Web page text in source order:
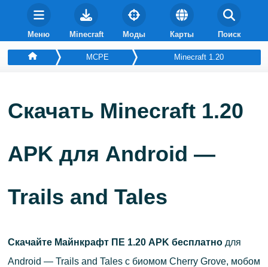
Меню Minecraft Моды Карты Поиск
MCPE Minecraft 1.20
Скачать Minecraft 1.20
APK для Android —
Trails and Tales
Скачайте Майнкрафт ПЕ 1.20 APK бесплатнодля
Android — Trails and Tales с биомом Cherry Grove, мобом